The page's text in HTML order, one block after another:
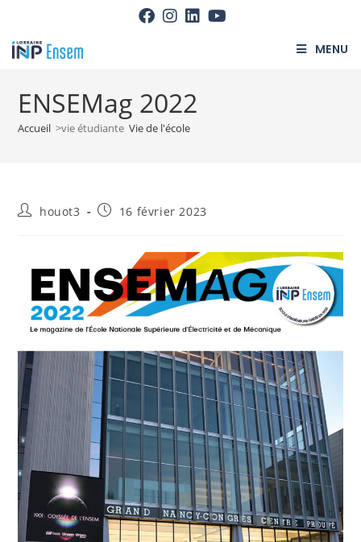
MENU
ENSEMag 2022
Accueil >vie étudiante Vie de l'école
houot3 16 février 2023